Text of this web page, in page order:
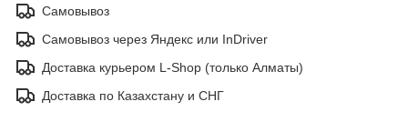
Самовывоз
Самовывоз через Яндекс или InDriver
Доставка курьером L-Shop (только Алматы)
Доставка по Казахстану и СНГ